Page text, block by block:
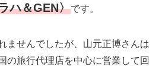
ハ＆GEN〉です。
ませんでしたが、山元正博さんは
の旅行代理店を中心に営業して回